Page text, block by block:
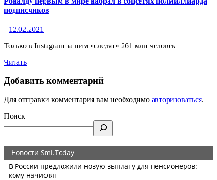
подписчиков
12.02.2021
Только в Instagram за ним «следят» 261 млн человек
Читать
Добавить комментарий
Для отправки комментария вам необходимо авторизоваться.
Поиск